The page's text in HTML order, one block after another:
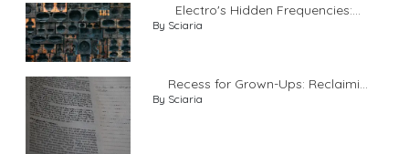
Electro's Hidden Frequencies:...
By Sciaria
Recess for Grown-Ups: Reclaimi...
By Sciaria